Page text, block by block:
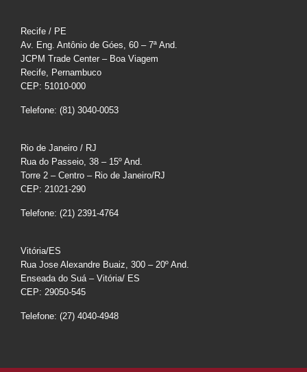
Recife / PE
Av. Eng. Antônio de Góes, 60 – 7ª And.
JCPM Trade Center – Boa Viagem
Recife, Pernambuco
CEP: 51010-000
Telefone: (81) 3040-0053
Rio de Janeiro / RJ
Rua do Passeio, 38 – 15º And.
Torre 2 – Centro – Rio de Janeiro/RJ
CEP: 21021-290
Telefone: (21) 2391-4764
Vitória/ES
Rua Jose Alexandre Buaiz, 300 – 20º And.
Enseada do Suá – Vitória/ ES
CEP: 29050-545
Telefone: (27) 4040-4948